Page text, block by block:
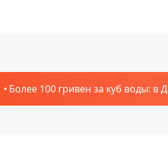
Более 100 гривен за куб воды: